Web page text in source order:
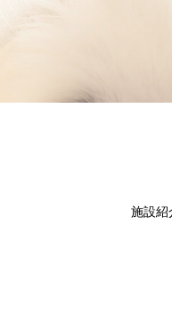
施設紹